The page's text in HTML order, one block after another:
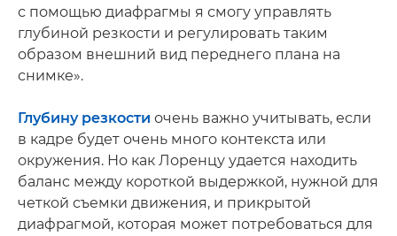
с помощью диафрагмы я смогу управлять
глубиной резкости и регулировать таким
образом внешний вид переднего плана на
снимке».
Глубину резкости очень важно учитывать, если
в кадре будет очень много контекста или
окружения. Но как Лоренцу удается находить
баланс между короткой выдержкой, нужной для
четкой съемки движения, и прикрытой
диафрагмой, которая может потребоваться для